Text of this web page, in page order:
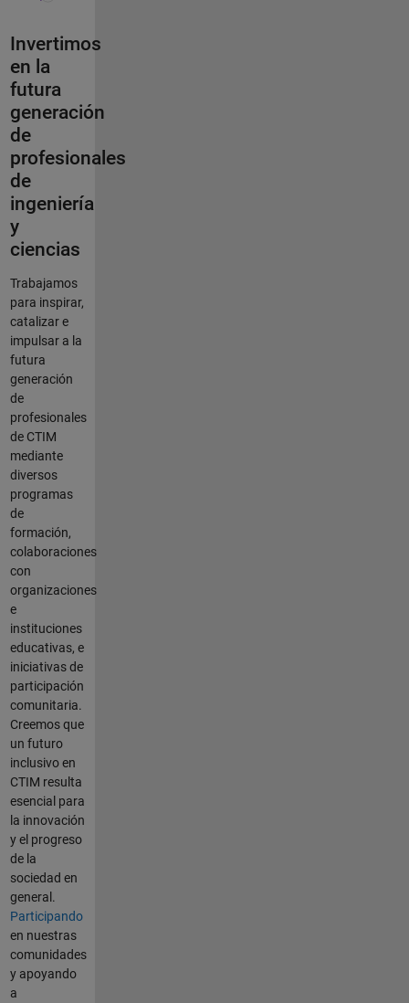
Invertimos
en la
futura
generación
de
profesionales
de
ingeniería
y
ciencias
Trabajamos
para inspirar,
catalizar e
impulsar a la
futura
generación
de
profesionales
de CTIM
mediante
diversos
programas
de
formación,
colaboraciones
con
organizaciones
e
instituciones
educativas, e
iniciativas de
participación
comunitaria.
Creemos que
un futuro
inclusivo en
CTIM resulta
esencial para
la innovación
y el progreso
de la
sociedad en
general.
Participando
en nuestras
comunidades
y apoyando
a